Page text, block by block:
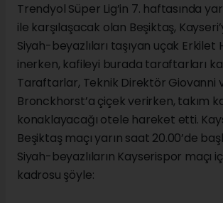
Trendyol Süper Lig’in 7. haftasında
ile karşılaşacak olan Beşiktaş,
Siyah-beyazlıları taşıyan uçak Erkilet
inerken, kafileyi burada taraftarları
Taraftarlar, Teknik Direktör Giovanni
Bronckhorst’a çiçek verirken, takım
konaklayacağı otele hareket etti.
Beşiktaş maçı yarın saat 20.00’de
Siyah-beyazlıların Kayserispor maçı
kadrosu şöyle: